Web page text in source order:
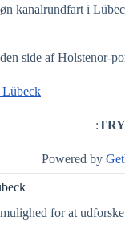
kanalrundfart i
side af Holstenor-
Lübeck
:
Powered by
for at